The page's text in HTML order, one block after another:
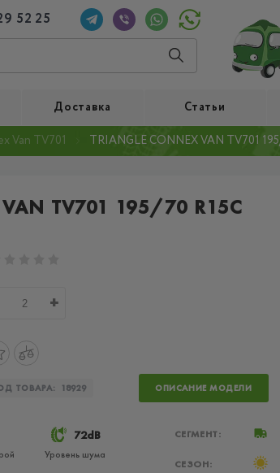
52 25
Доставка Статьи
Van TV701 TRIANGLE CONNEX VAN TV701
TV701 195/70 R15C
+
ТОВАРА: 18929 ОПИСАНИЕ МОДЕЛИ
72dB
Уровень шума
СЕГМЕНТ:
СЕЗОН: